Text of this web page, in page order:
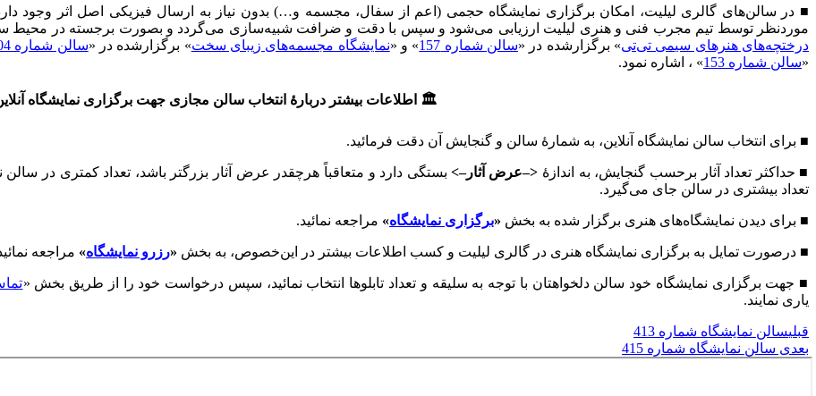
■ در سالن‌های گالری لیلیت، امکان برگزاری نمایشگاه حجمی (اعم از سفال، مجسمه و…) بدون نیاز به ارسال فیزیکی اصل اثر وجود
موردنظر توسط تیم مجرب فنی و هنری لیلیت ارزیابی می‌شود و سپس با دقت و ضرافت شبیه‌سازی می‌گردد و بصورت برجسته در محیط
درختچه‌های هنرهای سیمی تی‌تی» برگزارشده در «سالن شماره 157 » و «نمایشگاه مجسمه‌های زیبای سخت» برگزارشده در «سالن شماره 1004
«سالن شماره 153 » ، اشاره نمود.
🏛 اطلاعات بیشتر دربارهٔ انتخاب سالن مجازی جهت برگزاری نمایشگاه
■ برای انتخاب سالن نمایشگاه آنلاین، به شمارهٔ سالن و گنجایش آن دقت فرمائید.
■ حداکثر تعداد آثار برحسب گنجایش، به اندازهٔ <–عرض آثار–> بستگی دارد و متعاقباً هرچقدر عرض آثار بزرگتر باشد، تعداد کمتری در
تعداد بیشتری در سالن جای می‌گیرد.
■ برای دیدن نمایشگاه‌های هنری برگزار شده به بخش «برگزاری نمایشگاه» مراجعه نمائید.
■ درصورت تمایل به برگزاری نمایشگاه هنری در گالری لیلیت و کسب اطلاعات بیشتر در این‌خصوص، به بخش «رزرو نمایشگاه» مراجعه
■ جهت برگزاری نمایشگاه خود سالن دلخواهتان با توجه به سلیقه و تعداد تابلوها انتخاب نمائید، سپس درخواست خود را از طریق بخش «
یاری نمایند.
قبلیسالن نمایشگاه شماره 413
بعدی سالن نمایشگاه شماره 415